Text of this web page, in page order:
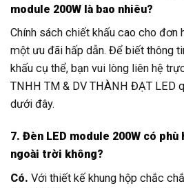
module 200W là bao nhiêu?
Chính sách chiết khấu cao cho đơn
một ưu đãi hấp dẫn. Để biết thông
khấu cụ thể, bạn vui lòng liên hệ
TNHH TM & DV THÀNH ĐẠT LED
dưới đây.
7. Đèn LED module 200W có phù
ngoài trời không?
Có. Với thiết kế khung hộp chắc